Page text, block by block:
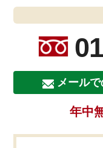
メール
年中